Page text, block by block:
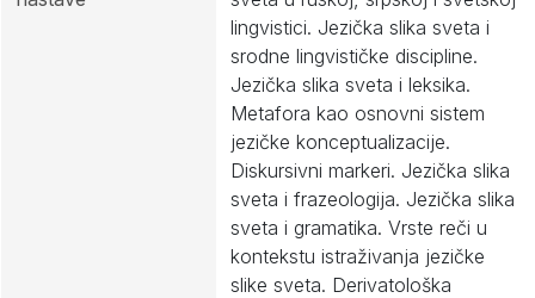
lingvistici. Jezička slika sveta i
srodne lingvističke discipline.
Jezička slika sveta i leksika.
Metafora kao osnovni sistem
jezičke konceptualizacije.
Diskursivni markeri. Jezička slika
sveta i frazeologija. Jezička slika
sveta i gramatika. Vrste reči u
kontekstu istraživanja jezičke
slike sveta. Derivatološka